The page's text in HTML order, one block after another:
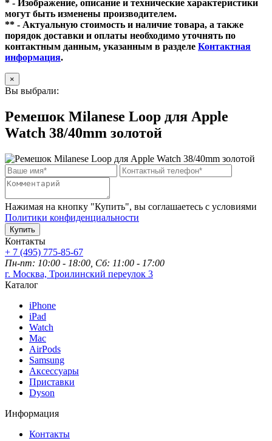
* - Изображение, описание и технические характеристики
могут быть изменены производителем.
** - Актуальную стоимость и наличие товара, а также
порядок доставки и оплаты необходимо уточнять по
контактным данным, указанным в разделе Контактная
информация.
×
Вы выбрали:
Ремешок Milanese Loop для Apple
Watch 38/40mm золотой
Нажимая на кнопку "Купить", вы соглашаетесь с условиями
Политики конфиденциальности
Купить
Контакты
+ 7 (495) 775-85-67
Пн-пт: 10:00 - 18:00, Сб: 11:00 - 17:00
г. Москва, Троилинский переулок 3
Каталог
iPhone
iPad
Watch
Mac
AirPods
Samsung
Аксессуары
Приставки
Dyson
Информация
Контакты